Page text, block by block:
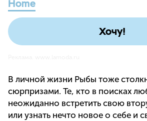
Home
Хочу!
В личной жизни Рыбы тоже
сюрпризами. Те, кто в поисках
неожиданно встретить свою
или узнать нечто новое о себе и